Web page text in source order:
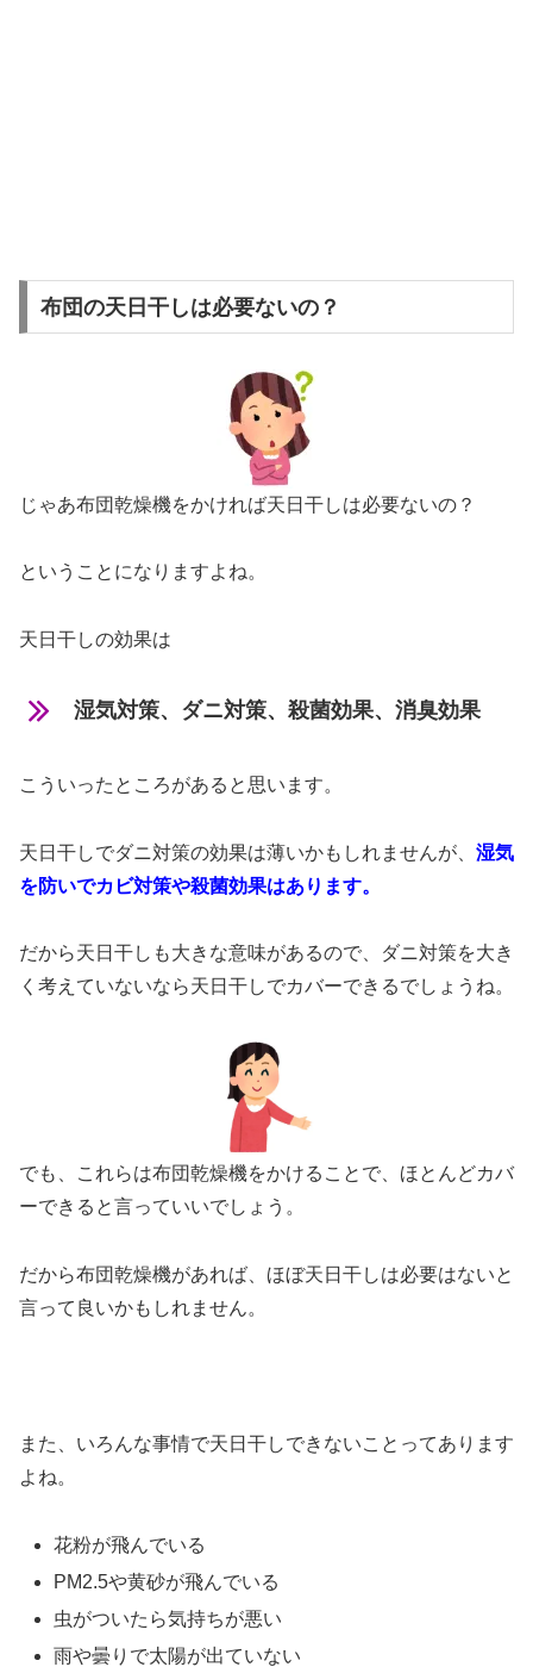
布団の天日干しは必要ないの？
じゃあ布団乾燥機をかければ天日干しは必要ないの？
ということになりますよね。
天日干しの効果は
湿気対策、ダニ対策、殺菌効果、消臭効果
こういったところがあると思います。
天日干しでダニ対策の効果は薄いかもしれませんが、 湿気
を防いでカビ対策や殺菌効果はあります。
だから天日干しも大きな意味があるので、ダニ対策を大き
く考えていないなら天日干しでカバーできるでしょうね。
でも、これらは布団乾燥機をかけることで、ほとんどカバ
ーできると言っていいでしょう。
だから布団乾燥機があれば、ほぼ天日干しは必要はないと
言って良いかもしれません。
また、いろんな事情で天日干しできないことってあります
よね。
花粉が飛んでいる
PM2.5や黄砂が飛んでいる
虫がついたら気持ちが悪い
雨や曇りで太陽が出ていない